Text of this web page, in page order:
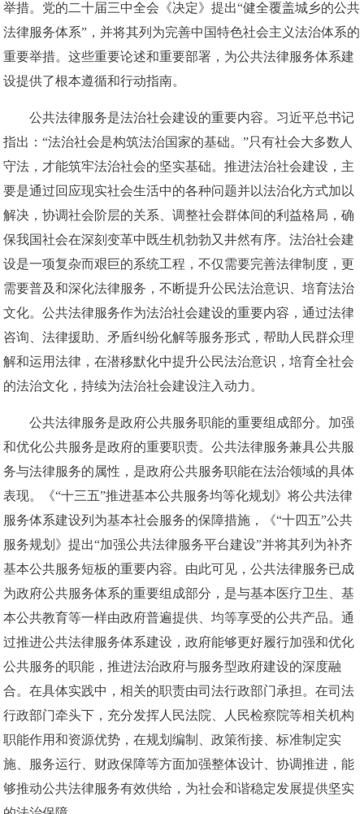
举措。党的二十届三中全会《决定》提出“健全覆盖城乡的公共
法律服务体系”，并将其列为完善中国特色社会主义法治体系的
重要举措。这些重要论述和重要部署，为公共法律服务体系建
设提供了根本遵循和行动指南。
公共法律服务是法治社会建设的重要内容。习近平总书记
指出：“法治社会是构筑法治国家的基础。”只有社会大多数人
守法，才能筑牢法治社会的坚实基础。推进法治社会建设，主
要是通过回应现实社会生活中的各种问题并以法治化方式加以
解决，协调社会阶层的关系、调整社会群体间的利益格局，确
保我国社会在深刻变革中既生机勃勃又井然有序。法治社会建
设是一项复杂而艰巨的系统工程，不仅需要完善法律制度，更
需要普及和深化法律服务，不断提升公民法治意识、培育法治
文化。公共法律服务作为法治社会建设的重要内容，通过法律
咨询、法律援助、矛盾纠纷化解等服务形式，帮助人民群众理
解和运用法律，在潜移默化中提升公民法治意识，培育全社会
的法治文化，持续为法治社会建设注入动力。
公共法律服务是政府公共服务职能的重要组成部分。加强
和优化公共服务是政府的重要职责。公共法律服务兼具公共服
务与法律服务的属性，是政府公共服务职能在法治领域的具体
表现。《“十三五”推进基本公共服务均等化规划》将公共法律
服务体系建设列为基本社会服务的保障措施，《“十四五”公共
服务规划》提出“加强公共法律服务平台建设”并将其列为补齐
基本公共服务短板的重要内容。由此可见，公共法律服务已成
为政府公共服务体系的重要组成部分，是与基本医疗卫生、基
本公共教育等一样由政府普遍提供、均等享受的公共产品。通
过推进公共法律服务体系建设，政府能够更好履行加强和优化
公共服务的职能，推进法治政府与服务型政府建设的深度融
合。在具体实践中，相关的职责由司法行政部门承担。在司法
行政部门牵头下，充分发挥人民法院、人民检察院等相关机构
职能作用和资源优势，在规划编制、政策衔接、标准制定实
施、服务运行、财政保障等方面加强整体设计、协调推进，能
够推动公共法律服务有效供给，为社会和谐稳定发展提供坚实